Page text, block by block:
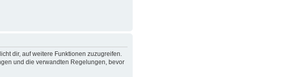
dir, auf weitere Funktionen zuzugreifen.
und die verwandten Regelungen, bevor